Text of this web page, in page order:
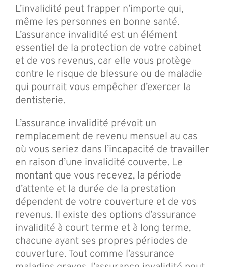
L’invalidité peut frapper n’importe qui,
même les personnes en bonne santé.
L’assurance invalidité est un élément
essentiel de la protection de votre cabinet
et de vos revenus, car elle vous protège
contre le risque de blessure ou de maladie
qui pourrait vous empêcher d’exercer la
dentisterie.
L’assurance invalidité prévoit un
remplacement de revenu mensuel au cas
où vous seriez dans l’incapacité de travailler
en raison d’une invalidité couverte. Le
montant que vous recevez, la période
d’attente et la durée de la prestation
dépendent de votre couverture et de vos
revenus. Il existe des options d’assurance
invalidité à court terme et à long terme,
chacune ayant ses propres périodes de
couverture. Tout comme l’assurance